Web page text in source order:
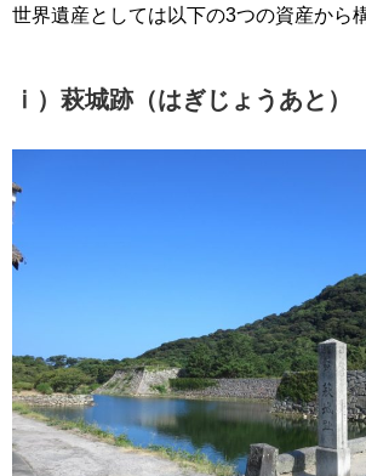
世界遺産としては以下の3つの資産から
ⅰ）萩城跡（はぎじょうあと）